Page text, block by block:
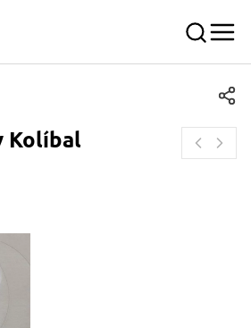
Kolíbal